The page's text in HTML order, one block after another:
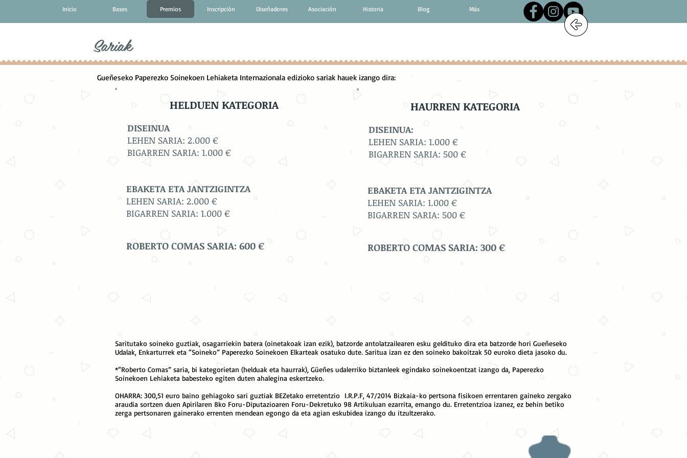
Inicio Bases Premios Inscripción Diseñadores Asociación Historia Blog Más
Sariak
Gueñeseko Paperezko Soinekoen Lehiaketa Internazionala edizioko sariak hauek izango dira:
HELDUEN KATEGORIA
DISEINUA
LEHEN SARIA: 2.000 €
BIGARREN SARIA: 1.000 €
EBAKETA ETA JANTZIGINTZA
LEHEN SARIA: 2.000 €
BIGARREN SARIA: 1.000 €
ROBERTO COMAS SARIA: 600 €
HAURREN KATEGORIA
DISEINUA:
LEHEN SARIA: 1.000 €
BIGARREN SARIA: 500 €
EBAKETA ETA JANTZIGINTZA
LEHEN SARIA: 1.000 €
BIGARREN SARIA: 500 €
ROBERTO COMAS SARIA: 300 €
Saritutako soineko guztiak, osagarriekin batera (oinetakoak izan ezik), batzorde antolatzailearen esku geldituko dira eta batzorde hori Gueñeseko
Udalak, Enkarturrek eta “Soineko” Paperezko Soinekoen Elkarteak osatuko dute. Saritua izan ez den soineko bakoitzak 50 euroko dieta jasoko du.
*“Roberto Comas” saria, bi kategorietan (helduak eta haurrak), Güeñes udalerriko biztanleek egindako soinekoentzat izango da, Paperezko
Soinekoen Lehiaketa babesteko egiten duten ahalegina eskertzeko.
OHARRA: 300,51 euro baino gehiagoko sari guztiak BEZetako erretentzio I.R.P.F, 47/2014 Bizkaia-ko pertsona fisikoen errentaren gaineko zergako
araudia sortzen duen Apirilaren 8ko Foru-Diputazioaren Foru-Dekretuko 98 Artikuluan ezarrita, emango du. Erretentzioa izanez, ez behin betiko
zerga pertsonaren gainerako errenten mendean egongo da eta agian eskubidea izango du itzultzerako.